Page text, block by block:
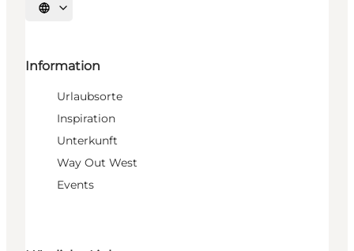
Sprache auswählen
Information
Urlaubsorte
Inspiration
Unterkunft
Way Out West
Events